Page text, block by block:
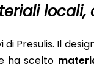
Presulis. Il
ha scelto